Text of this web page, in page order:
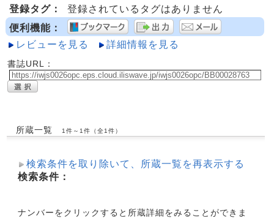
登録タグ：
登録されているタグはありません
便利機能：
レビューを見る
詳細情報を見る
書誌URL：
所蔵一覧 1件～1件（全1件）
検索条件を取り除いて、所蔵一覧を再表示する
検索条件：
ナンバーをクリックすると所蔵詳細をみることができま